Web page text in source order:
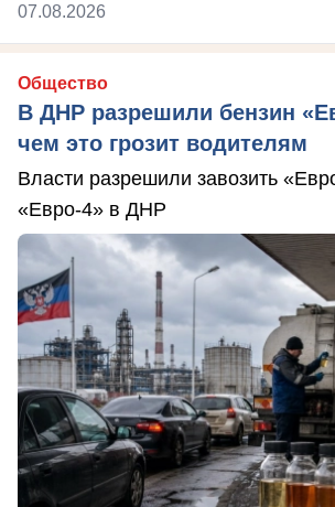
07.08.2026
Общество
В ДНР разрешили бензин
чем это грозит водителям
Власти разрешили завозить
«Евро-4» в ДНР